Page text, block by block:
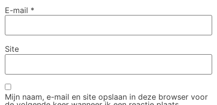
E-mail *
Site
Mijn naam, e-mail en site opslaan in deze browser voor